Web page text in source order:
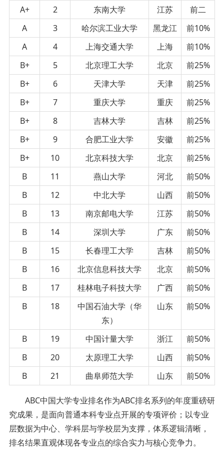
A+
2 东南大学 江苏
前二
A
3 哈尔滨工业大学 黑龙江
前10%
A
4 上海交通大学 上海
前10%
B+
5 北京理工大学 北京
前25%
B+
6 天津大学 天津
前25%
B+
7 重庆大学 重庆
前25%
B+
8 吉林大学 吉林
前25%
B+
9 合肥工业大学 安徽
前25%
B+
10 北京科技大学 北京
前25%
B
11 燕山大学 河北
前50%
B
12 中北大学 山西
前50%
B
13 南京邮电大学 江苏
前50%
B
14 深圳大学 广东
前50%
B
15 长春理工大学 吉林
前50%
B
16 北京信息科技大学 北京
前50%
B
17 桂林电子科技大学 广西
前50%
B
18
中国石油大学（华
东）
山东 前50%
B 19 中国计量大学 浙江
前50%
B
20 太原理工大学 山西
前50%
B
21 曲阜师范大学 山东 前50%
ABC中国大学专业排名作为ABC排名系列的年度重磅研
究成果，是面向普通本科专业点开展的专项评价；以专业
层数据为中心、学科层与学校层为支撑，体系逻辑清晰，
排名结果直观体现各专业点的综合实力与核心竞争力。